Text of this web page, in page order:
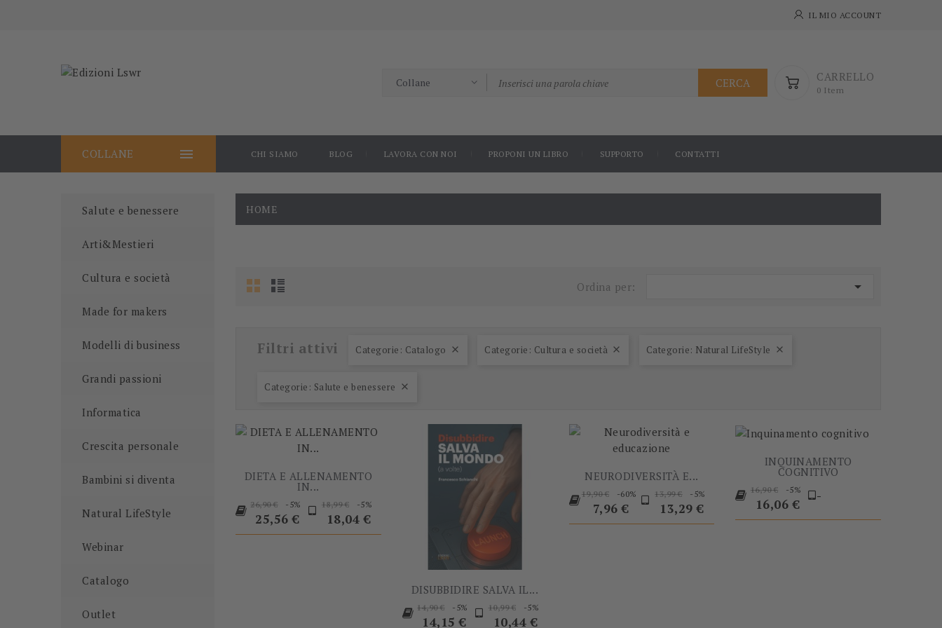
IL MIO ACCOUNT
CARRELLO
0 Item
CERCA

COLLANE CHI SIAMO BLOG LAVORA CON NOI PROPONI UN LIBRO SUPPORTO CONTATTI
Salute e benessere
Arti&Mestieri
Cultura e società
Made for makers
Modelli di business
Grandi passioni
Informatica
Crescita personale
Bambini si diventa
Natural LifeStyle
Webinar
Catalogo
Outlet
HOME
Ordina per: 
Filtri attivi Categorie: Catalogo  Categorie: Cultura e società  Categorie: Natural LifeStyle 
Categorie: Salute e benessere 
DIETA E ALLENAMENTO
IN...
Prezzo
base
26,90 € -5%
Prezzo
25,56 €
Prezzo
base
18,99 € -5%
18,04 €
DISUBBIDIRE SALVA IL...
Prezzo
base
14,90 € -5%
Prezzo
14,15 €
Prezzo
base
10,99 € -5%
10,44 €
NEURODIVERSITÀ E...
Prezzo
base
19,90 € -60%
Prezzo
7,96 €
Prezzo
base
13,99 € -5%
Prezzo
13,29 €
INQUINAMENTO
COGNITIVO
Prezzo
base
16,90 € -5%
Prezzo
16,06 €
-